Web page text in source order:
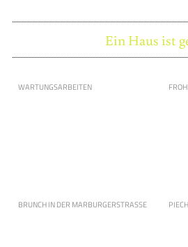
Ein Haus ist
WARTUNGSARBEITEN
BRUNCH IN DER MARBURGERSTRASSE